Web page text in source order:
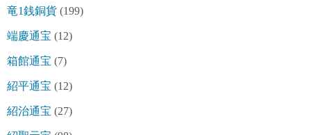
竜1銭銅貨 (199)
端慶通宝 (12)
箱館通宝 (7)
紹平通宝 (12)
紹治通宝 (27)